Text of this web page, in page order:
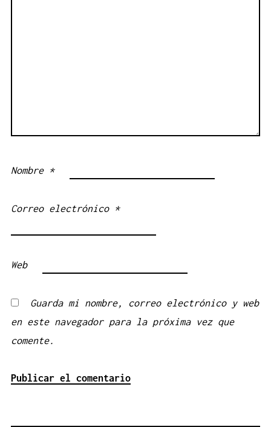
Nombre *
Correo electrónico *
Web
Guarda mi nombre, correo electrónico y web
en este navegador para la próxima vez que
comente.